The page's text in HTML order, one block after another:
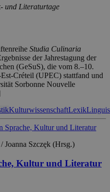
und Literaturtage
Studia Culinaria
der Jahrestagung der
(GeSuS), die vom 8.–10.
Créteil (UPEC) stattfand und
Sorbonne Nouvelle
KulturwissenschaftLexik
Joanna Szczęk (Hrsg.)
Kultur und Literatur